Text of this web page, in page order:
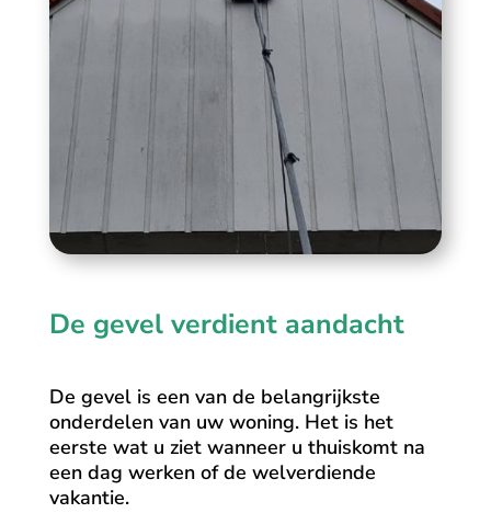
De gevel verdient aandacht
De gevel is een van de belangrijkste
onderdelen van uw woning. Het is het
eerste wat u ziet wanneer u thuiskomt na
een dag werken of de welverdiende
vakantie.